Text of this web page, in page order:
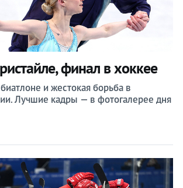
финал в хоккее
и жестокая борьба в
Лучшие кадры — в фотогалерее дня